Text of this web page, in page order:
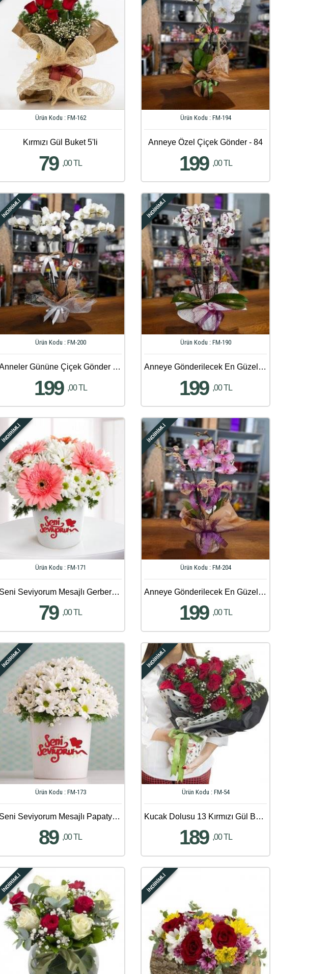
Ürün Kodu : FM-162
Kırmızı Gül Buket 5'li
79 ,00 TL
Ürün Kodu : FM-194
Anneye Özel Çiçek Gönder - 84
199 ,00 TL
İNDİRİMLİ
Ürün Kodu : FM-200
Anneler Gününe Çiçek Gönder - 66
199 ,00 TL
İNDİRİMLİ
Ürün Kodu : FM-190
Anneye Gönderilecek En Güzel Çiçek Gönder - 90
199 ,00 TL
İNDİRİMLİ
Ürün Kodu : FM-171
Seni Seviyorum Mesajlı Gerbera ve Papatya Aranjmanı
79 ,00 TL
İNDİRİMLİ
Ürün Kodu : FM-204
Anneye Gönderilecek En Güzel Çiçek Gönder - 122
199 ,00 TL
İNDİRİMLİ
Ürün Kodu : FM-173
Seni Seviyorum Mesajlı Papatya Aranjmanı
89 ,00 TL
İNDİRİMLİ
Ürün Kodu : FM-54
Kucak Dolusu 13 Kırmızı Gül Buketi
189 ,00 TL
İNDİRİMLİ İNDİRİMLİ